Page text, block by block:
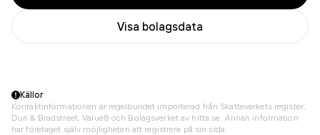
Visa bolagsdata
Källor
Kontaktinformationen är regelbundet importerad från Skatteverkets register,
Dun & Bradstreet, Value8 och Bolagsverket av hitta.se. Annan information
har företaget själv möjligheten att registrera på sin sida.